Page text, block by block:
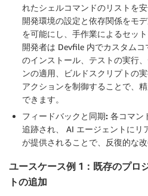
れたシェルコマンドのリストを
開発環境の設定と依存関係をモ
を可能にし、手作業によるセッ
開発者は Devfile 内でカスタム
のインストール、テストの実行
ンの適用、ビルドスクリプトの
アクションを制御することで、
できます。
フィードバックと同期: 各コマン
追跡され、 AI エージェントにリ
が提供されることで、反復的な改
ユースケース例 1：既存のプロ
トの追加